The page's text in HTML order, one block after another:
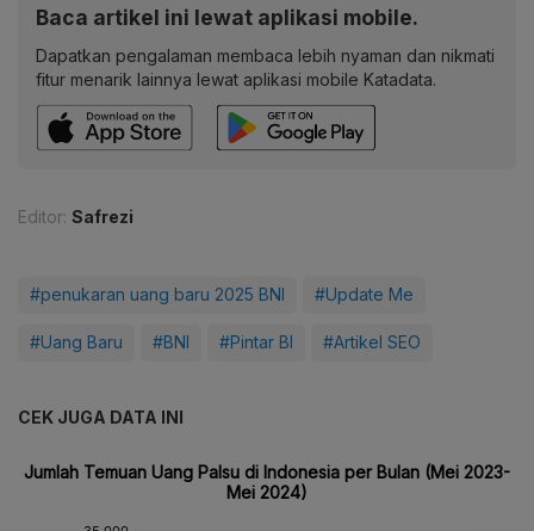
Baca artikel ini lewat aplikasi mobile.
Dapatkan pengalaman membaca lebih nyaman dan nikmati
fitur menarik lainnya lewat aplikasi mobile Katadata.
Editor: Safrezi
#penukaran uang baru 2025 BNI #Update Me
#Uang Baru #BNI #Pintar BI #Artikel SEO
CEK JUGA DATA INI